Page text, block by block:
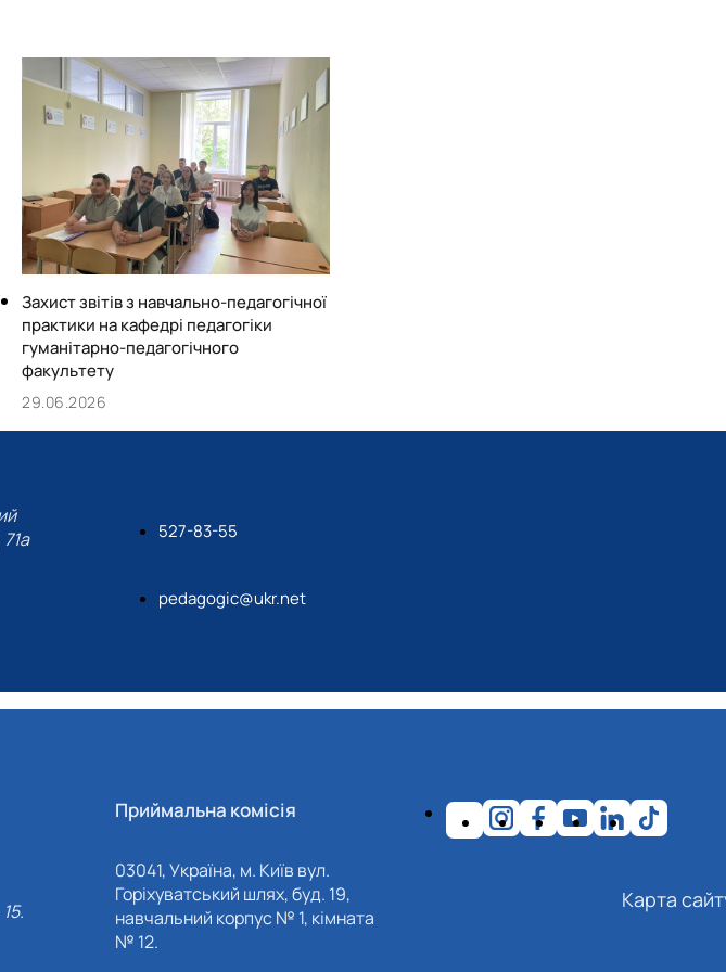
Наші вихованці тричі завойовували 1 місце (Чуманова Олена, Наконечна Ольга,
Місяченко Ірина) та безліч разів призові місця в особистому та командному заліку
(Вовковінська Юлія, Вегера Ярослава, Федосова Вікторія, Капітан Олександра,
Шульга Марина, Ткаченко Ірина, Литюк Адріана).
За результатами останньої рейтингової оцінки діяльності науково-педагогічних
працівників кафедра педагогіки очолює рейтинг кафедр університету.
А ще кафедра є майданчиком підвищення педагогічної майстерності для наставників
Захист звітів з навчально-педагогічної
практики на кафедрі педагогіки
гуманітарно-педагогічного
факультету
29.06.2026
527-83-55
pedagogic@ukr.net
Приймальна комісія
03041, Україна, м. Київ вул.
Горіхуватський шлях, буд. 19,
навчальний корпус № 1, кімната
№ 12.
Карта